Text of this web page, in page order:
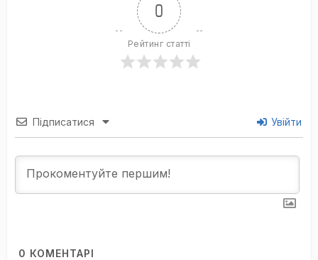
0
Рейтинг статті
Підписатися Увійти
0 КОМЕНТАРІ